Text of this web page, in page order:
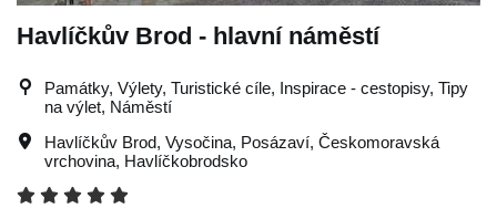
Havlíčkův Brod - hlavní náměstí
Památky, Výlety, Turistické cíle, Inspirace - cestopisy, Tipy
na výlet, Náměstí
Havlíčkův Brod, Vysočina, Posázaví, Českomoravská
vrchovina, Havlíčkobrodsko